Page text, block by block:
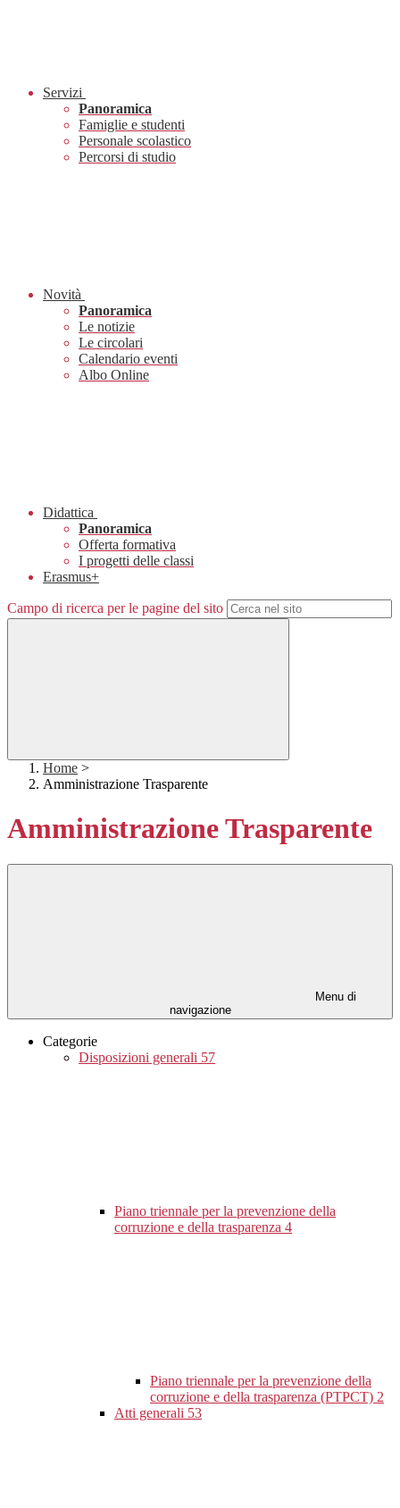
Servizi
Panoramica
Famiglie e studenti
Personale scolastico
Percorsi di studio
Novità
Panoramica
Le notizie
Le circolari
Calendario eventi
Albo Online
Didattica
Panoramica
Offerta formativa
I progetti delle classi
Erasmus+
Campo di ricerca per le pagine del sito
Home >
Amministrazione Trasparente
Amministrazione Trasparente
Menu di
navigazione
Categorie
Disposizioni generali 57
Piano triennale per la prevenzione della
corruzione e della trasparenza 4
Piano triennale per la prevenzione della
corruzione e della trasparenza (PTPCT) 2
Atti generali 53